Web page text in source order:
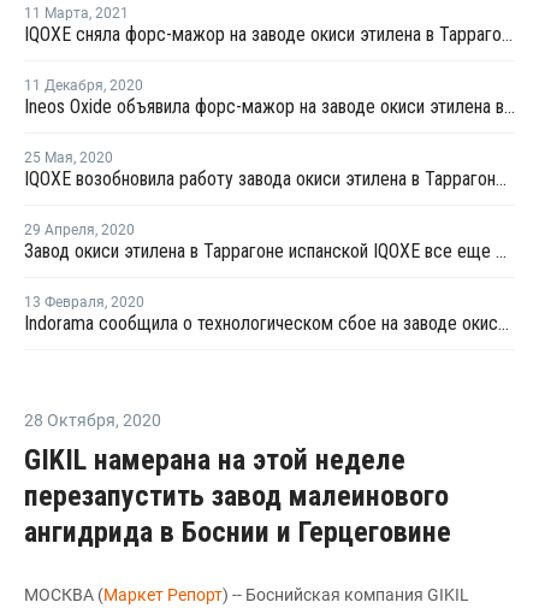
11 Марта, 2021
IQOXE сняла форс-мажор на заводе окиси этилена в Таррагоне
11 Декабря, 2020
Ineos Oxide объявила форс-мажор на заводе окиси этилена в Германии
25 Мая, 2020
IQOXE возобновила работу завода окиси этилена в Таррагоне после взрыва
29 Апреля, 2020
Завод окиси этилена в Таррагоне испанской IQOXE все еще остается закрытым после взрыва
13 Февраля, 2020
Indorama сообщила о технологическом сбое на заводе окиси этилена в Техасе
28 Октября, 2020
GIKIL намерана на этой неделе
перезапустить завод малеинового
ангидрида в Боснии и Герцеговине
МОСКВА (Маркет Репорт) -- Боснийская компания GIKIL